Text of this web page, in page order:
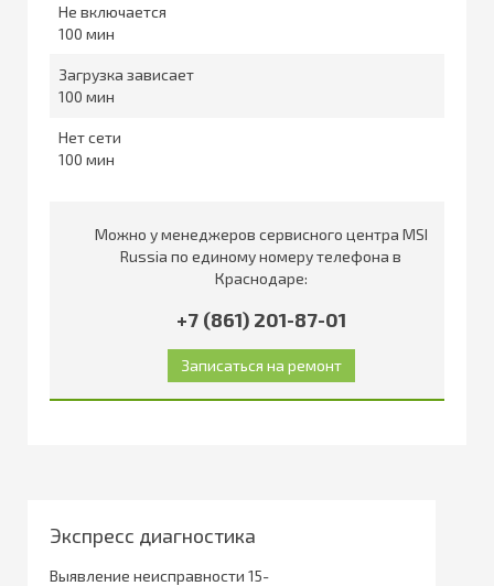
Не включается
100
Загрузка зависает
100
Нет сети
100
Можно у менеджеров сервисного центра MSI
Russia по единому номеру телефона в
Краснодаре:
+7 (861) 201-87-01
Экспресс диагностика
Выявление неисправности 15-